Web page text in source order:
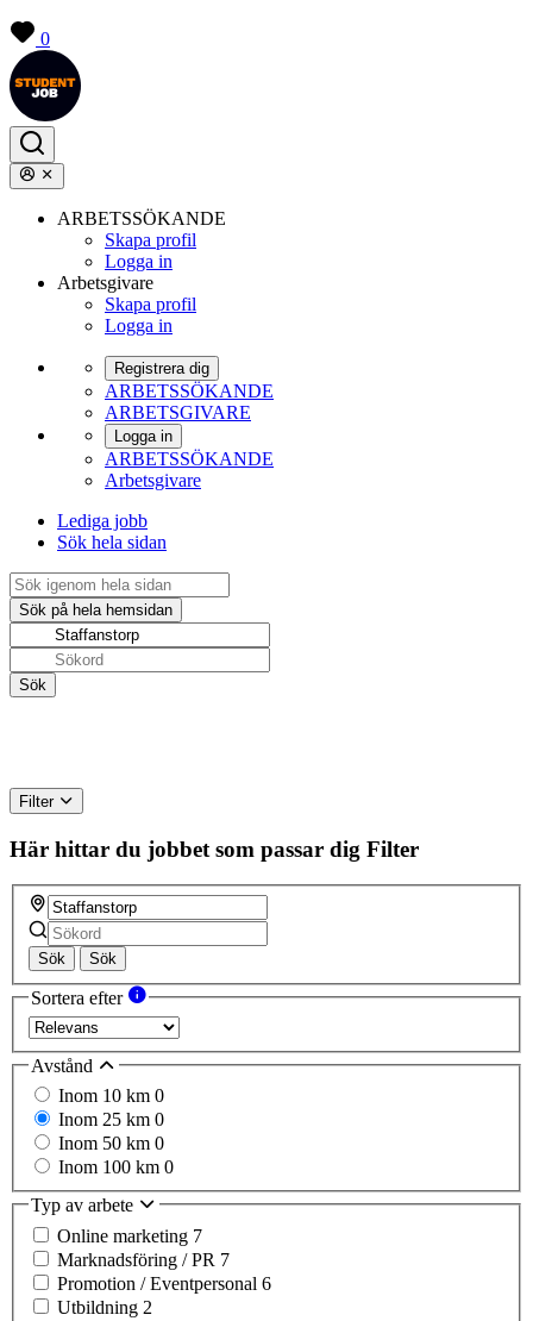
0
ARBETSSÖKANDE
Skapa profil
Logga in
Arbetsgivare
Skapa profil
Logga in
Registrera dig
ARBETSSÖKANDE
ARBETSGIVARE
Logga in
ARBETSSÖKANDE
Arbetsgivare
Lediga jobb
Sök hela sidan
Filter
Här hittar du jobbet som passar dig Filter
Sök Sök
Sortera efter
Avstånd
Inom 10 km 0
Inom 25 km 0
Inom 50 km 0
Inom 100 km 0
Typ av arbete
Online marketing 7
Marknadsföring / PR 7
Promotion / Eventpersonal 6
Utbildning 2